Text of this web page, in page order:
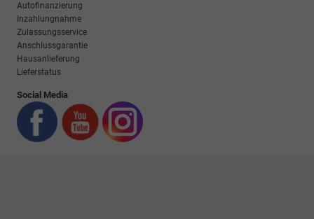
Autofinanzierung
Inzahlungnahme
Zulassungsservice
Anschlussgarantie
Hausanlieferung
Lieferstatus
Social Media